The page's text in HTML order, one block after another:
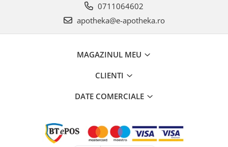
0711064602
apotheka@e-apotheka.ro
MAGAZINUL MEU
CLIENTI
DATE COMERCIALE